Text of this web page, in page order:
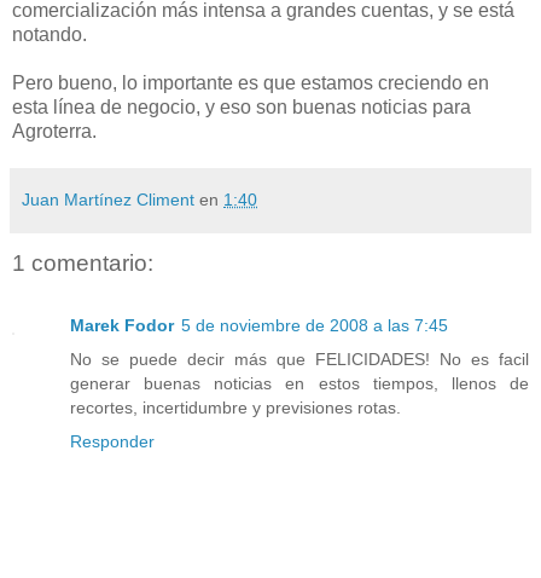
comercialización más intensa a grandes cuentas, y se está
notando.
Pero bueno, lo importante es que estamos creciendo en
esta línea de negocio, y eso son buenas noticias para
Agroterra.
Juan Martínez Climent en 1:40
1 comentario:
Marek Fodor 5 de noviembre de 2008 a las 7:45
No se puede decir más que FELICIDADES! No es facil
generar buenas noticias en estos tiempos, llenos de
recortes, incertidumbre y previsiones rotas.
Responder